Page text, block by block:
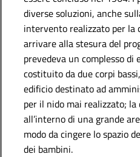
diverse soluzioni, anche
intervento realizzato per la
arrivare alla stesura del
prevedeva un complesso di
costituito da due corpi
edificio destinato ad
per il nido mai realizzato;
all’interno di una grande
modo da cingere lo spazio
dei bambini.